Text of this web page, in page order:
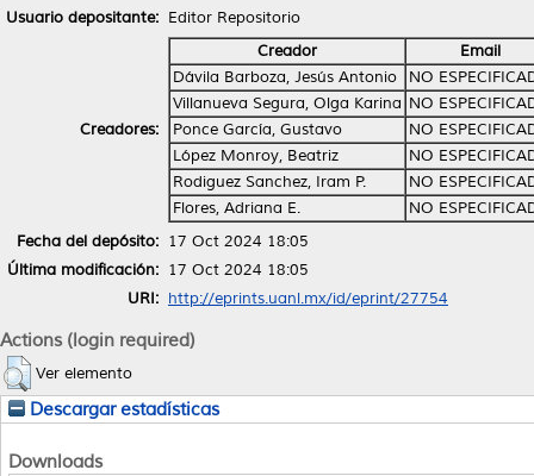
Usuario depositante: Editor Repositorio
Creadores:
Creador
Email
Dávila Barboza, Jesús Antonio
NO
Villanueva Segura, Olga Karina NO
Ponce García, Gustavo
NO
López Monroy, Beatriz
NO
Rodiguez Sanchez, Iram P.
NO
Flores, Adriana E.
NO
Fecha del depósito: 17 Oct 2024 18:05
Última modificación: 17 Oct 2024 18:05
URI: http://eprints.uanl.mx/id/eprint/27754
Actions (login required)
Ver elemento
Descargar estadísticas
Downloads